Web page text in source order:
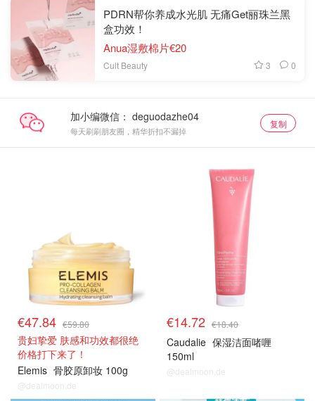
PDRN帮你养成水光肌 无痛Get丽珠兰黑
盒功效！
Anua湿敷棉片€20
Cult Beauty 3 0
加小编微信：
每天刷刷朋友圈，精华折扣不漏掉
复制
€47.84 €59.80
贵妇挚爱 肤感和功效都很绝
价格打下来了！
Elemis 骨胶原卸妆 100g
@dealmoon.de
€14.72 €18.40
Caudalie 保湿洁面啫喱
150ml
@dealmoon.de